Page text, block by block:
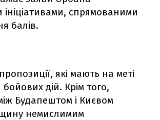
ініціативами, спрямованими
балів.
які мають на меті
дій. Крім того,
Будапештом і Києвом
немислимим